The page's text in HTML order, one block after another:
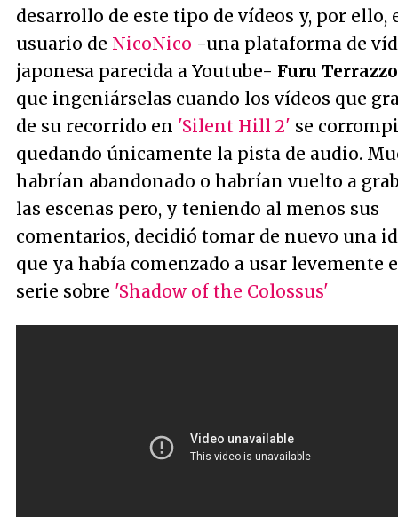
desarrollo de este tipo de vídeos y, por ello,
usuario de NicoNico -una plataforma de
japonesa parecida a Youtube- Furu Terrazzo
que ingeniárselas cuando los vídeos que
de su recorrido en 'Silent Hill 2' se
quedando únicamente la pista de audio.
habrían abandonado o habrían vuelto a
las escenas pero, y teniendo al menos sus
comentarios, decidió tomar de nuevo una
que ya había comenzado a usar levemente
serie sobre 'Shadow of the Colossus'